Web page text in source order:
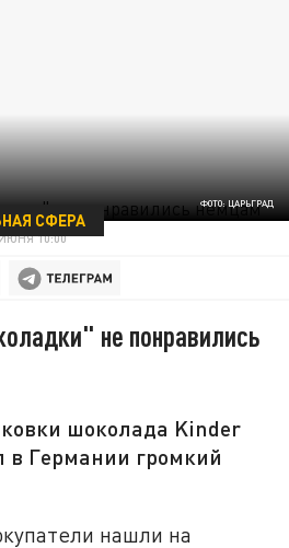
ФОТО: ЦАРЬГРАД
СФЕРА
10:00
не понравились
шоколада Kinder
в Германии громкий
нашли на